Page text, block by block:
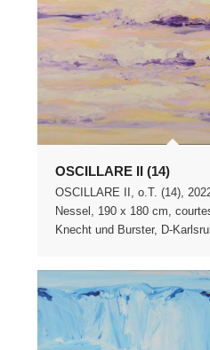
OSCILLARE II (14)
OSCILLARE II, o.T. (14),
Nessel, 190 x 180 cm,
Knecht und Burster, D-